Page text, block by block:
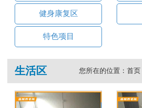
健身康复区
特色项目
生活区 您所在的位置： 首页